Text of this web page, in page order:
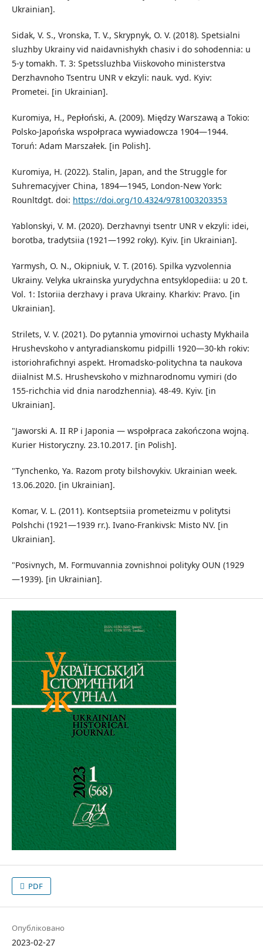
Ukrainian].
Sidak, V. S., Vronska, T. V., Skrypnyk, O. V. (2018). Spetsialni
sluzhby Ukrainy vid naidavnishykh chasiv i do sohodennia: u
5-y tomakh. T. 3: Spetssluzhba Viiskovoho ministerstva
Derzhavnoho Tsentru UNR v ekzyli: nauk. vyd. Kyiv:
Prometei. [in Ukrainian].
Kuromiya, H., Pepłoński, A. (2009). Między Warszawą a Tokio:
Polsko-Japońska wspołpraca wywiadowcza 1904—1944.
Toruń: Adam Marszałek. [in Polish].
Kuromiya, H. (2022). Stalin, Japan, and the Struggle for
Suhremacyjver China, 1894—1945, London-New York:
Rounltdgt. doi: https://doi.org/10.4324/9781003203353
Yablonskyi, V. M. (2020). Derzhavnyi tsentr UNR v ekzyli: idei,
borotba, tradytsiia (1921—1992 roky). Kyiv. [in Ukrainian].
Yarmysh, O. N., Okipniuk, V. T. (2016). Spilka vyzvolennia
Ukrainy. Velyka ukrainska yurydychna entsyklopediia: u 20 t.
Vol. 1: Istoriia derzhavy i prava Ukrainy. Kharkiv: Pravo. [in
Ukrainian].
Strilets, V. V. (2021). Do pytannia ymovirnoi uchasty Mykhaila
Hrushevskoho v antyradianskomu pidpilli 1920—30-kh rokiv:
istoriohrafichnyi aspekt. Hromadsko-politychna ta naukova
diialnist M.S. Hrushevskoho v mizhnarodnomu vymiri (do
155-richchia vid dnia narodzhennia). 48-49. Kyiv. [in
Ukrainian].
"Jaworski A. II RP i Japonia — wspołpraca zakończona wojną.
Kurier Historyczny. 23.10.2017. [in Polish].
"Tynchenko, Ya. Razom proty bilshovykiv. Ukrainian week.
13.06.2020. [in Ukrainian].
Komar, V. L. (2011). Kontseptsiia prometeizmu v politytsi
Polshchi (1921—1939 rr.). Ivano-Frankivsk: Misto NV. [in
Ukrainian].
"Posivnych, M. Formuvannia zovnishnoi polityky OUN (1929
—1939). [in Ukrainian].
PDF
Опубліковано
2023-02-27